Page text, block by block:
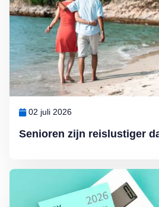
Senioren zijn reislustiger
02 juli 2026
Lees meer over AOW omhoog en